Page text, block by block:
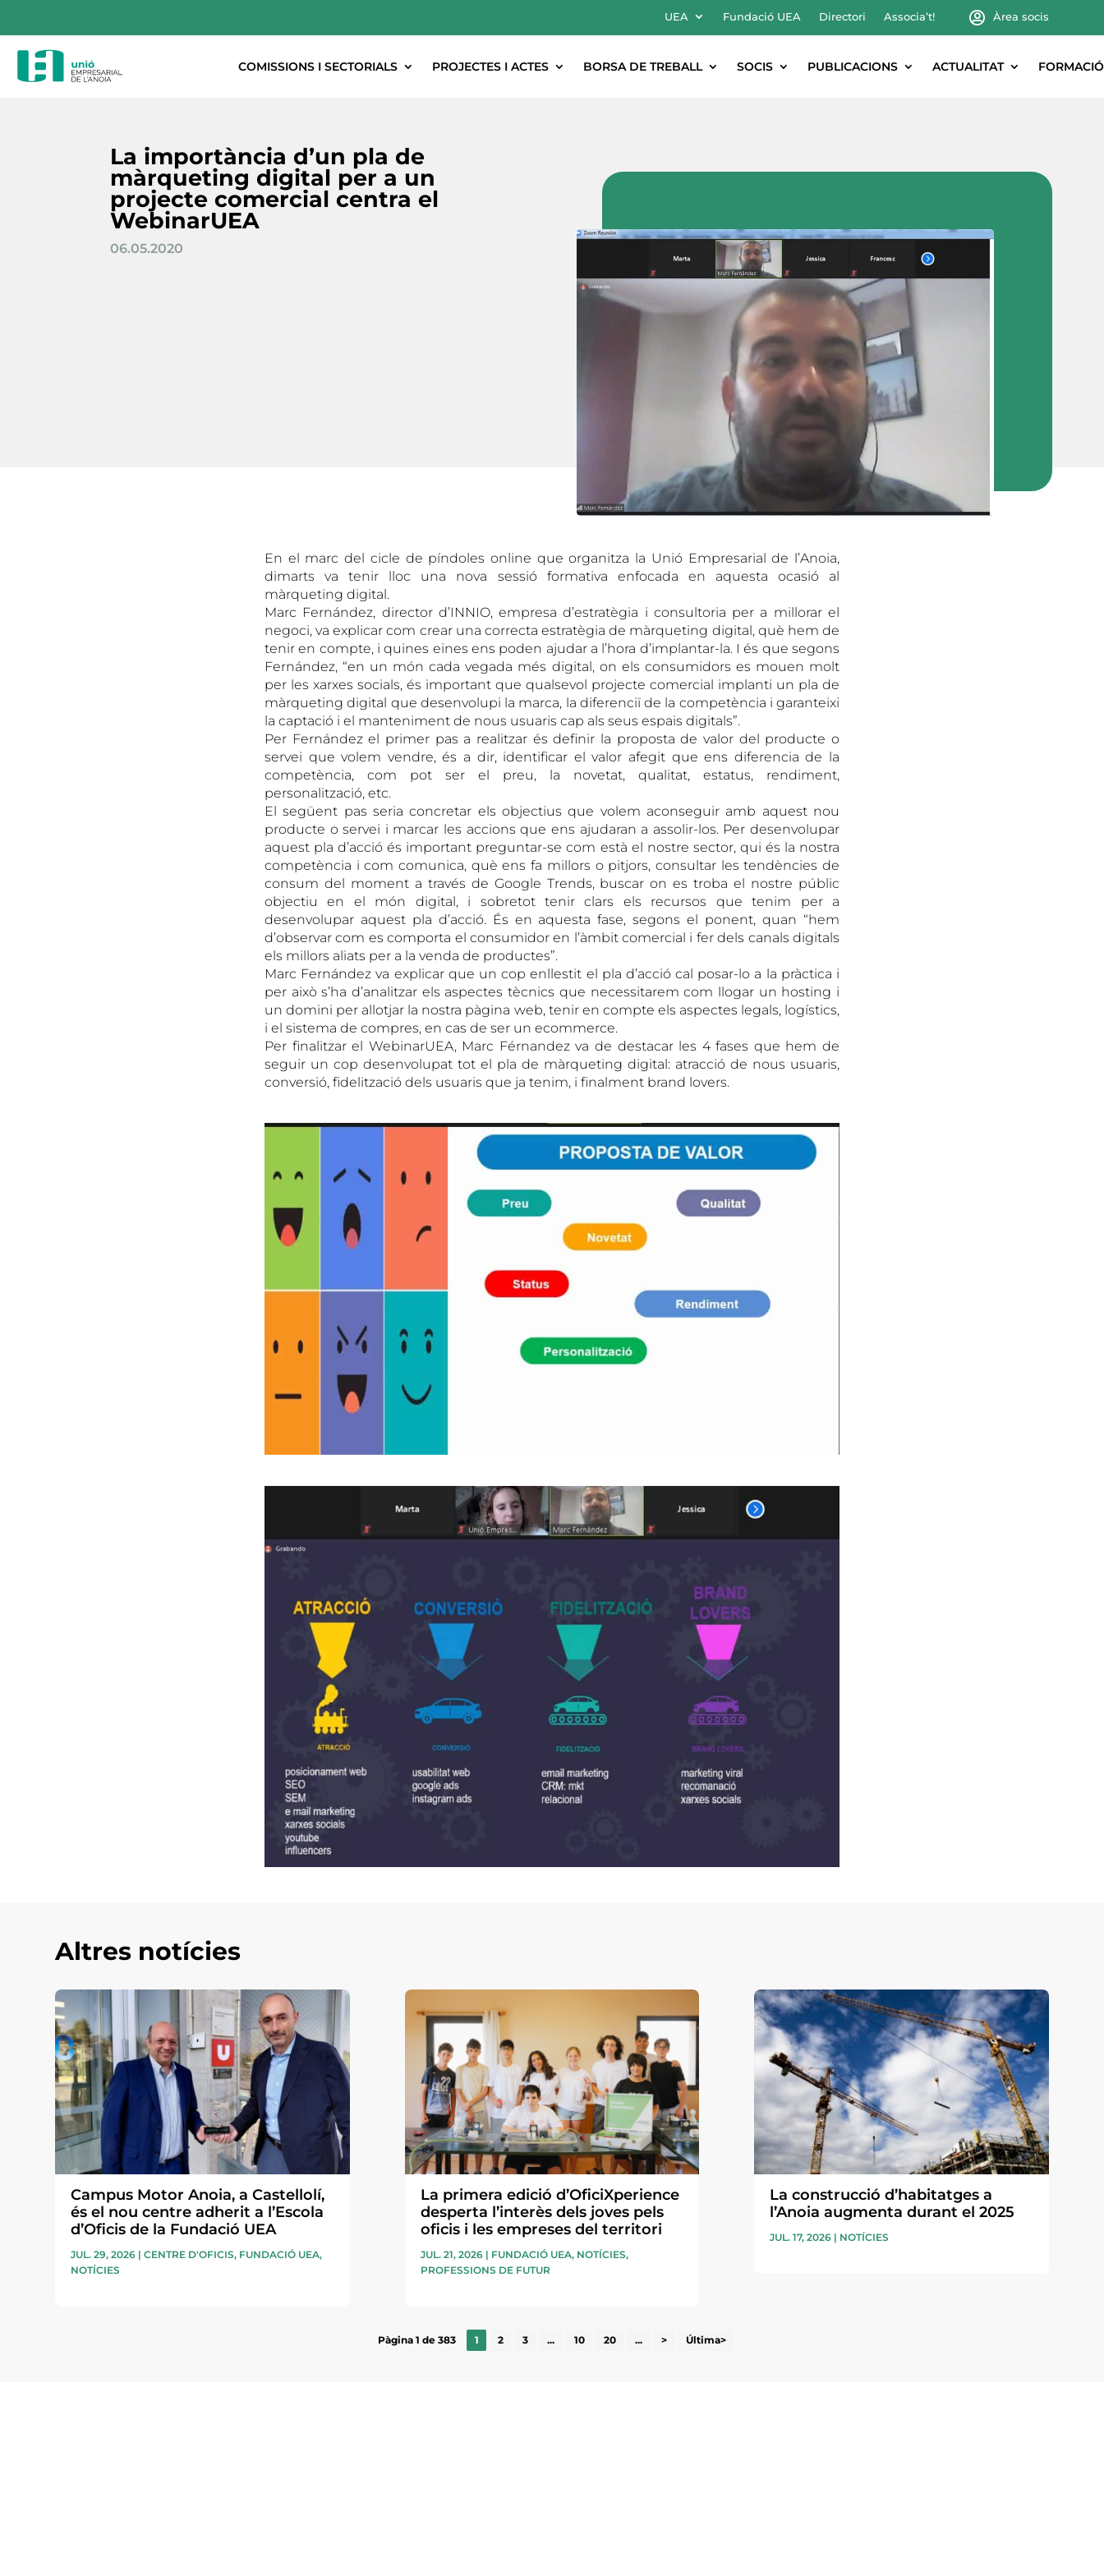
UEA Fundació UEA Directori Associa’t! Àrea socis
COMISSIONS I SECTORIALS PROJECTES I ACTES BORSA DE TREBALL SOCIS PUBLICACIONS ACTUALITAT FORMACIÓ
La importància d’un pla de
màrqueting digital per a un
projecte comercial centra el
WebinarUEA
06.05.2020
En el marc del cicle de píndoles online que organitza la Unió Empresarial de l’Anoia,
dimarts va tenir lloc una nova sessió formativa enfocada en aquesta ocasió al
màrqueting digital.
Marc Fernández, director d’INNIO, empresa d’estratègia i consultoria per a millorar el
negoci, va explicar com crear una correcta estratègia de màrqueting digital, què hem de
tenir en compte, i quines eines ens poden ajudar a l’hora d’implantar-la. I és que segons
Fernández, “en un món cada vegada més digital, on els consumidors es mouen molt
per les xarxes socials, és important que qualsevol projecte comercial implanti un pla de
màrqueting digital que desenvolupi la marca, la diferenciï de la competència i garanteixi
la captació i el manteniment de nous usuaris cap als seus espais digitals”.
Per Fernández el primer pas a realitzar és definir la proposta de valor del producte o
servei que volem vendre, és a dir, identificar el valor afegit que ens diferencia de la
competència, com pot ser el preu, la novetat, qualitat, estatus, rendiment,
personalització, etc.
El següent pas seria concretar els objectius que volem aconseguir amb aquest nou
producte o servei i marcar les accions que ens ajudaran a assolir-los. Per desenvolupar
aquest pla d’acció és important preguntar-se com està el nostre sector, qui és la nostra
competència i com comunica, què ens fa millors o pitjors, consultar les tendències de
consum del moment a través de Google Trends, buscar on es troba el nostre públic
objectiu en el món digital, i sobretot tenir clars els recursos que tenim per a
desenvolupar aquest pla d’acció. És en aquesta fase, segons el ponent, quan “hem
d’observar com es comporta el consumidor en l’àmbit comercial i fer dels canals digitals
els millors aliats per a la venda de productes”.
Marc Fernández va explicar que un cop enllestit el pla d’acció cal posar-lo a la pràctica i
per això s’ha d’analitzar els aspectes tècnics que necessitarem com llogar un hosting i
un domini per allotjar la nostra pàgina web, tenir en compte els aspectes legals, logístics,
i el sistema de compres, en cas de ser un ecommerce.
Per finalitzar el WebinarUEA, Marc Férnandez va de destacar les 4 fases que hem de
seguir un cop desenvolupat tot el pla de màrqueting digital: atracció de nous usuaris,
conversió, fidelització dels usuaris que ja tenim, i finalment brand lovers.
Altres notícies
Campus Motor Anoia, a Castellolí,
és el nou centre adherit a l’Escola
d’Oficis de la Fundació UEA
JUL. 29, 2026 |CENTRE D'OFICIS, FUNDACIÓ UEA,
NOTÍCIES
La primera edició d’OficiXperience
desperta l’interès dels joves pels
oficis i les empreses del territori
JUL. 21, 2026| FUNDACIÓ UEA, NOTÍCIES,
PROFESSIONS DE FUTUR
La construcció d’habitatges a
l’Anoia augmenta durant el 2025
JUL. 17, 2026| NOTÍCIES
Pàgina 1 de 383 1 2 3 ... 10 20 ... > Última>